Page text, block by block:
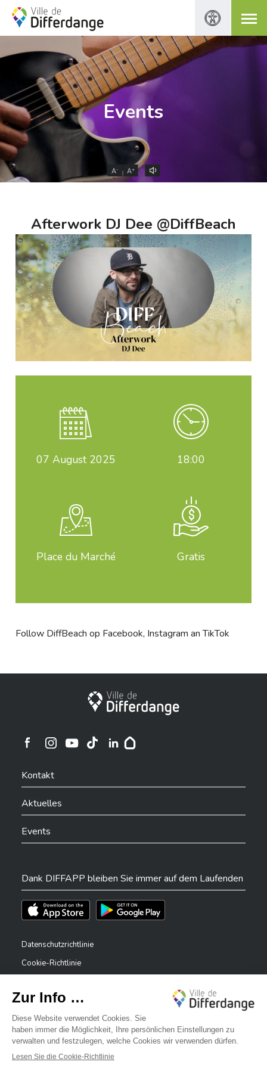
Events
A- A+
Afterwork DJ Dee @DiffBeach
07 August 2025 18:00
Place du Marché Gratis
Follow DiffBeach op Facebook, Instagram anTikTok
Stadt Differdingen
Ville de Differdange sur Instagram
Kontakt
Aktuelles
Events
Dank DIFFAPP bleiben Sie immer auf dem Laufenden
Téléchargez l'app sur l'App StoreTéléchargez l'app sur Play Store
Datenschutzrichtlinie
Cookie-Richtlinie
Erklärung zur Barrierefreiheit
Meldesystem – Whistleblower
✕
Bonjour, comment puis-je vous aider ?